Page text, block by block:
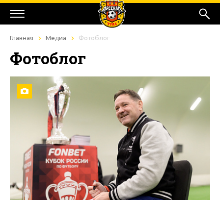
Главная Медиа Фотоблог
Фотоблог